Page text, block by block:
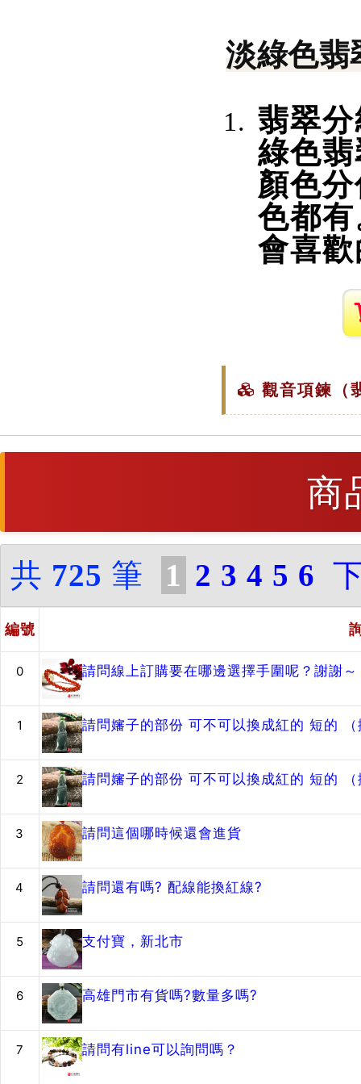
淡綠色翡
翡翠
綠色
顏色
色都
會喜
觀音項鍊（
商
共 725 筆 1 2 3 4 5 6
編號
0 請問線上訂購要在哪邊選擇手圍呢？謝謝～
1 請問嬸子的部份 可不可以換成紅的 短的
2 請問嬸子的部份 可不可以換成紅的 短的
3 請問這個哪時候還會進貨
4 請問還有嗎? 配線能換紅線?
5 支付寶，新北市
6 高雄門市有貨嗎?數量多嗎?
7 請問有line可以詢問嗎？